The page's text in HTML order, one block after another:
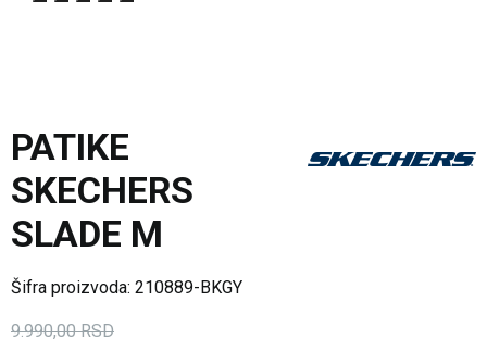
PATIKE
SKECHERS
SLADE M
Šifra proizvoda: 210889-BKGY
9.990,00 RSD